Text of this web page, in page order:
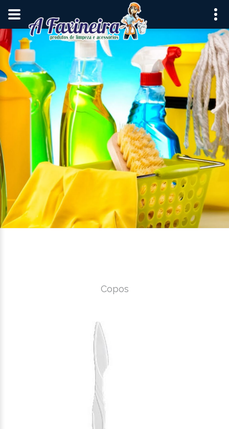
Copos